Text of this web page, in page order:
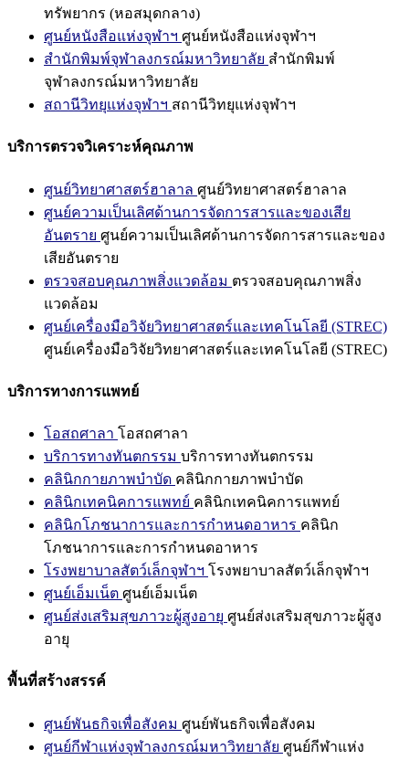
ทรัพยากร (หอสมุดกลาง)
ศูนย์หนังสือแห่งจุฬาฯ ศูนย์หนังสือแห่งจุฬาฯ
สำนักพิมพ์จุฬาลงกรณ์มหาวิทยาลัย สำนักพิมพ์
จุฬาลงกรณ์มหาวิทยาลัย
สถานีวิทยุแห่งจุฬาฯ สถานีวิทยุแห่งจุฬาฯ
บริการตรวจวิเคราะห์คุณภาพ
ศูนย์วิทยาศาสตร์ฮาลาล ศูนย์วิทยาศาสตร์ฮาลาล
ศูนย์ความเป็นเลิศด้านการจัดการสารและของเสีย
อันตราย ศูนย์ความเป็นเลิศด้านการจัดการสารและของ
เสียอันตราย
ตรวจสอบคุณภาพสิ่งแวดล้อม ตรวจสอบคุณภาพสิ่ง
แวดล้อม
ศูนย์เครื่องมือวิจัยวิทยาศาสตร์และเทคโนโลยี (STREC)
ศูนย์เครื่องมือวิจัยวิทยาศาสตร์และเทคโนโลยี (STREC)
บริการทางการแพทย์
โอสถศาลา โอสถศาลา
บริการทางทันตกรรม บริการทางทันตกรรม
คลินิกกายภาพบำบัด คลินิกกายภาพบำบัด
คลินิกเทคนิคการแพทย์ คลินิกเทคนิคการแพทย์
คลินิกโภชนาการและการกำหนดอาหาร คลินิก
โภชนาการและการกำหนดอาหาร
โรงพยาบาลสัตว์เล็กจุฬาฯ โรงพยาบาลสัตว์เล็กจุฬาฯ
ศูนย์เอ็มเน็ต ศูนย์เอ็มเน็ต
ศูนย์ส่งเสริมสุขภาวะผู้สูงอายุ ศูนย์ส่งเสริมสุขภาวะผู้สูง
อายุ
พื้นที่สร้างสรรค์
ศูนย์พันธกิจเพื่อสังคม ศูนย์พันธกิจเพื่อสังคม
ศูนย์กีฬาแห่งจุฬาลงกรณ์มหาวิทยาลัย ศูนย์กีฬาแห่ง